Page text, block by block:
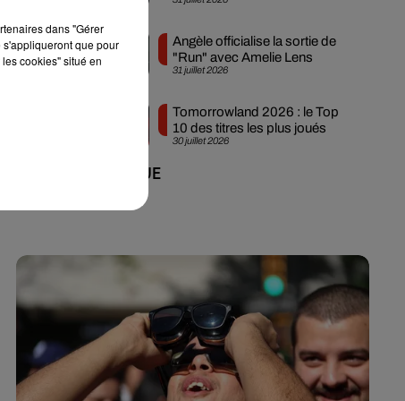
31 juillet 2026
Angèle officialise la sortie de
"Run" avec Amelie Lens
30 juillet 2026
Tomorrowland 2026 : le Top
10 des titres les plus joués
+ DE MUSIQUE
dans "Gérer
s'appliqueront que pour
cookies" situé en